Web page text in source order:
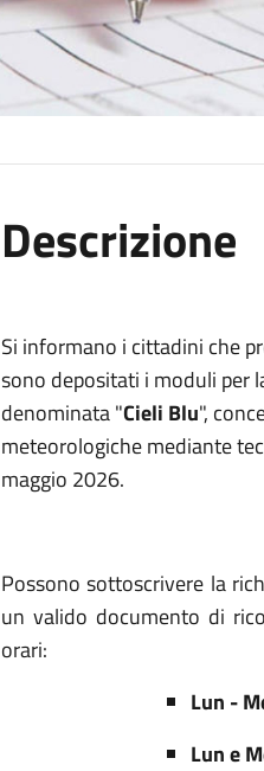
Descrizione
Si informano i cittadini che
sono depositati i moduli per
denominata "Cieli Blu",
meteorologiche mediante
maggio 2026.
Possono sottoscrivere la
un valido documento di
orari:
Lun -
Lun e